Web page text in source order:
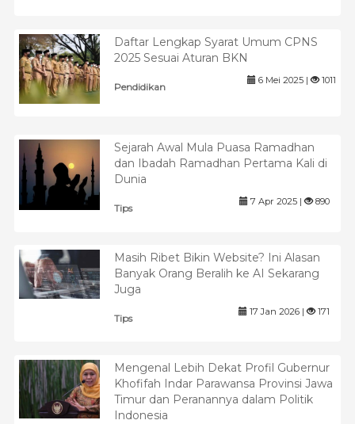
Daftar Lengkap Syarat Umum CPNS
2025 Sesuai Aturan BKN
Pendidikan
6 Mei 2025 | 1011
Sejarah Awal Mula Puasa Ramadhan
dan Ibadah Ramadhan Pertama Kali di
Dunia
Tips
7 Apr 2025 | 890
Masih Ribet Bikin Website? Ini Alasan
Banyak Orang Beralih ke AI Sekarang
Juga
Tips
17 Jan 2026 | 171
Mengenal Lebih Dekat Profil Gubernur
Khofifah Indar Parawansa Provinsi Jawa
Timur dan Peranannya dalam Politik
Indonesia